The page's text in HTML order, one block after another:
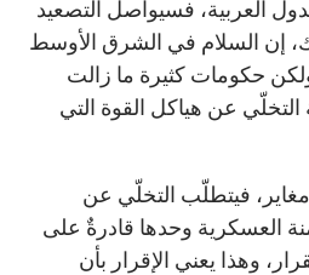
العربية، فسيواصل التصعيد
إن السلام في الشرق الأوسط
حكومات كثيرة ما زالت
عن هياكل القوة التي
فيتطلّب التخلّي عن
العسكرية وحدها قادرةٌ على
وهذا يعني الإقرار بأن